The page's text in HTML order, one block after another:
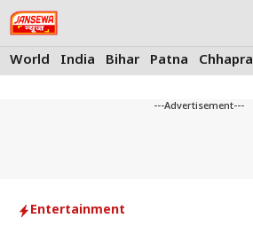
Skip
to
content
World India Bihar Patna Chhapra
---Advertisement---
Entertainment